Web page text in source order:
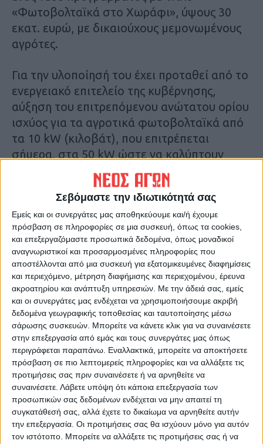
Σεβόμαστε την ιδιωτικότητά σας
Εμείς και οι συνεργάτες μας αποθηκεύουμε και/ή έχουμε
πρόσβαση σε πληροφορίες σε μια συσκευή, όπως τα cookies,
και επεξεργαζόμαστε προσωπικά δεδομένα, όπως μοναδικοί
αναγνωριστικοί και προσαρμοσμένες πληροφορίες που
αποστέλλονται από μια συσκευή για εξατομικευμένες διαφημίσεις
και περιεχόμενο, μέτρηση διαφήμισης και περιεχομένου, έρευνα
ακροατηρίου και ανάπτυξη υπηρεσιών. Με την άδειά σας, εμείς
και οι συνεργάτες μας ενδέχεται να χρησιμοποιήσουμε ακριβή
δεδομένα γεωγραφικής τοποθεσίας και ταυτοποίησης μέσω
σάρωσης συσκευών. Μπορείτε να κάνετε κλικ για να συναινέσετε
στην επεξεργασία από εμάς και τους συνεργάτες μας όπως
περιγράφεται παραπάνω. Εναλλακτικά, μπορείτε να αποκτήσετε
πρόσβαση σε πιο λεπτομερείς πληροφορίες και να αλλάξετε τις
προτιμήσεις σας πριν συναινέσετε ή να αρνηθείτε να
συναινέσετε. Λάβετε υπόψη ότι κάποια επεξεργασία των
προσωπικών σας δεδομένων ενδέχεται να μην απαιτεί τη
συγκατάθεσή σας, αλλά έχετε το δικαίωμα να αρνηθείτε αυτήν
την επεξεργασία. Οι προτιμήσεις σας θα ισχύουν μόνο για αυτόν
τον ιστότοπο. Μπορείτε να αλλάξετε τις προτιμήσεις σας ή να
«Φωτοβολταϊκά στο Χωράφι», ύψους 30
εκατ. ευρώ, με δικαιούχους μεμονωμένους
αγρότες.
Για την υλοποίησή του έχει προταθεί από το
ενεργειακό επιτελείο της κυβέρνησης,
αύξηση του επιτρεπόμενου ανώτατου ορίου
ισχύος για τα αγροτικά φωτοβολταϊκά από
τα 10 kW (κιλοβάτ), που επιτρέπεται
σήμερα, στα 50 kW ώστε να καλύπτουν
παραγωγούς με μεγαλύτερες ενεργειακές
ανάγκες καθώς και παράλληλη αύξηση του
διαθέσιμου για τους αγρότες
«κλειδωμένου» ηλεκτρικού χώρου ανά
υποσταθμό του ΔΕΔΔΗΕ από τα 3 MW
(μεγαβάτ) που δικαιούνται σήμερα, στα 6
MW. Έτσι, σύμφωνα με τους υπολογισμούς
του ΥΠΕΝ, με εξασφαλισμένα 6 MW σε
κάθε ένα από τους 225 υποσταθμούς της
χώρας, ο διαθέσιμος ηλεκτρικός χώρος για
τα αγροτικά φωτοβολταϊκά θα φτάσει στα
1.350 MW.
Οι τελευταίες τροποποιήσεις
Να θυμίσουμε ότι, το καλοκαίρι του 2022, ο
ΔΕΔΔΗΕ προχώρησε σε τροποποιήσεις του
κώδικα διαχείρισης του Ελληνικού Δικτύου